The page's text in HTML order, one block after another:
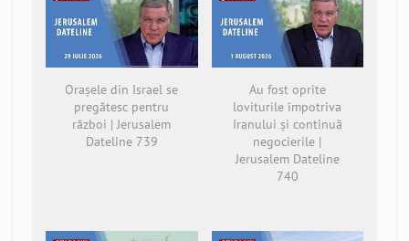
Orașele din Israel se
pregătesc pentru
război | Jerusalem
Dateline 739
Au fost oprite
loviturile împotriva
Iranului și continuă
negocierile |
Jerusalem Dateline
740